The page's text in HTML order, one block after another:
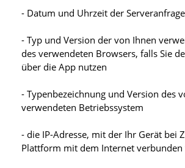
- Datum und Uhrzeit der Serveranfrage
- Typ und Version der von Ihnen
des verwendeten Browsers, falls Sie
über die App nutzen
- Typenbezeichnung und Version des
verwendeten Betriebssystem
- die IP-Adresse, mit der Ihr Gerät bei
Plattform mit dem Internet verbunden